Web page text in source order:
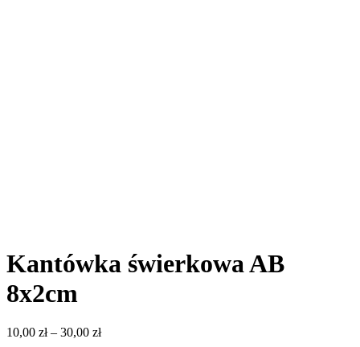
Kantówka świerkowa AB
8x2cm
10,00 zł– 30,00 zł